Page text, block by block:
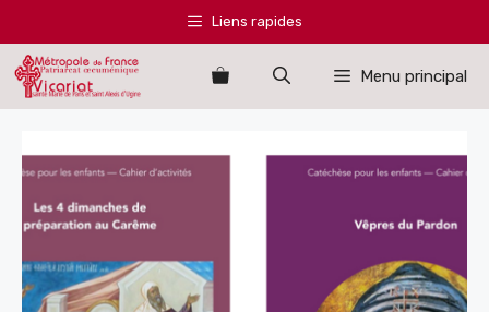
au
contenu
Liens rapides
Menu principal